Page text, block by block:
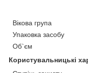
Вікова група
Упаковка засобу
Об`єм
Користувальницькі